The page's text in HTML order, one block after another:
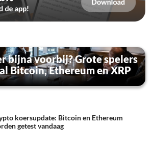
bijna voorbij? Grote spelers
Bitcoin, Ethereum en XRP
koersupdate: Bitcoin en Ethereum
getest vandaag